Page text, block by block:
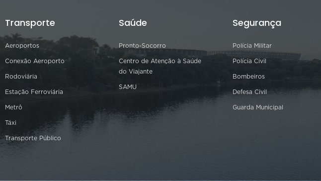
Transporte
Aeroportos
Conexão Aeroporto
Rodoviária
Estação Ferroviária
Metrô
Táxi
Transporte Público
Saúde
Pronto-Socorro
Centro de Atenção à Saúde
do Viajante
SAMU
Segurança
Polícia Militar
Polícia Civil
Bombeiros
Defesa Civil
Guarda Municipal